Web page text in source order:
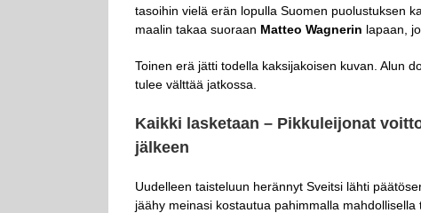
tasoihin vielä erän lopulla Suomen puolustuksen
maalin takaa suoraan Matteo Wagnerin lapaan,
Toinen erä jätti todella kaksijakoisen kuvan. Alun
tulee välttää jatkossa.
Kaikki lasketaan – Pikkuleijonat
jälkeen
Uudelleen taisteluun herännyt Sveitsi lähti
jäähy meinasi kostautua pahimmalla